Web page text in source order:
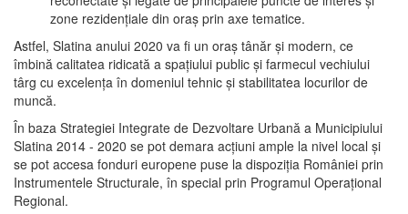
zone rezidenţiale din oraş prin axe tematice.
Astfel, Slatina anului 2020 va fi un oraş tânăr şi modern, ce
îmbină calitatea ridicată a spaţiului public şi farmecul vechiului
târg cu excelenţa în domeniul tehnic şi stabilitatea locurilor de
muncă.
În baza Strategiei Integrate de Dezvoltare Urbană a Municipiului
Slatina 2014 - 2020 se pot demara acţiuni ample la nivel local şi
se pot accesa fonduri europene puse la dispoziţia României prin
Instrumentele Structurale, în special prin Programul Operațional
Regional.